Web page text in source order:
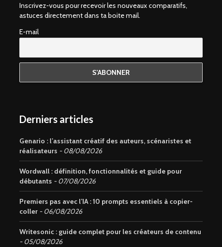
Inscrivez-vous pour recevoir les nouveaux comparatifs,
astuces directement dans ta boite mail.
E-mail
Derniers articles
Genario : l’assistant créatif des auteurs, scénaristes et
réalisateurs
08/08/2026
Wordwall : définition, fonctionnalités et guide pour
débutants
07/08/2026
Premiers pas avec l’IA : 10 prompts essentiels à copier-
coller
06/08/2026
Writesonic : guide complet pour les créateurs de contenu
05/08/2026